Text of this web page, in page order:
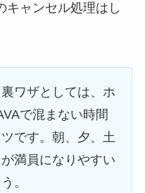
キャンセル処理はし
ワザとしては、ホ
で混まない時間
です。朝、夕、土
満員になりやすい
。